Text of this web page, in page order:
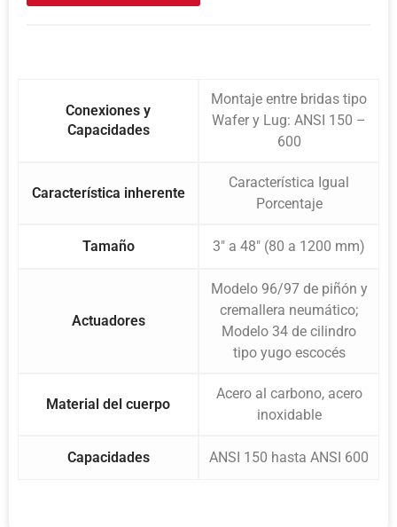
Conexiones y
Capacidades
Montaje entre bridas tipo
Wafer y Lug: ANSI 150 –
600
Característica inherente
Característica Igual
Porcentaje
Tamaño 3″ a 48″ (80 a 1200 mm)
Actuadores
Modelo 96/97 de piñón y
cremallera neumático;
Modelo 34 de cilindro
tipo yugo escocés
Material del cuerpo
Acero al carbono, acero
inoxidable
Capacidades ANSI 150 hasta ANSI 600